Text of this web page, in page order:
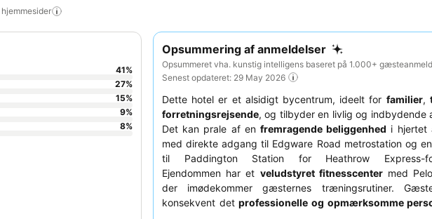
hjemmesider
Opsummering af anmeldelser
Opsummeret vha. kunstig intelligens baseret på 1.000+
Senest opdateret: 29 May 2026
Dette hotel er et alsidigt bycentrum, ideelt for familier,
forretningsrejsende, og tilbyder en livlig og indbydende
Det kan prale af en fremragende beliggenhed i hjertet
med direkte adgang til Edgware Road metrostation og
til Paddington Station for Heathrow Express-
Ejendommen har et veludstyret fitnesscentermed
der imødekommer gæsternes træningsrutiner.
konsekvent detprofessionelle og opmærksomme
41%
27%
15%
9%
8%